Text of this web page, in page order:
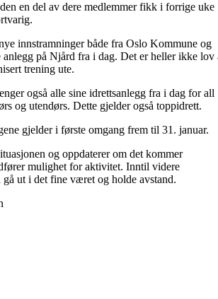
en del av dere medlemmer fikk i forrige uke
innstramninger både fra Oslo Kommune og
på Njård fra i dag. Det er heller ikke lov
trening ute.
også alle sine idrettsanlegg fra i dag for all
og utendørs. Dette gjelder også toppidrett.
gjelder i første omgang frem til 31. januar.
og oppdaterer om det kommer
mulighet for aktivitet. Inntil videre
ut i det fine været og holde avstand.